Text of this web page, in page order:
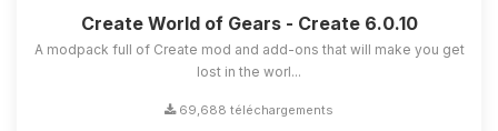
Create World of Gears - Create 6.0.10
A modpack full of Create mod and add-ons that will make you get
lost in the worl...
69,688 téléchargements